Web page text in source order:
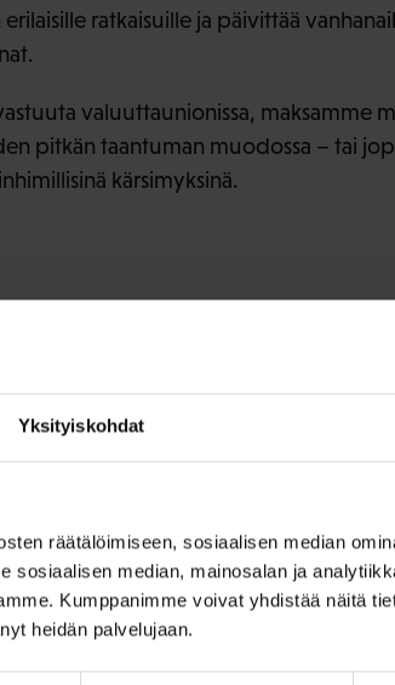
Yksityiskohdat
räätälöimiseen, sosiaalisen median
sosiaalisen median, mainosalan ja
Kumppanimme voivat yhdistää näitä
heidän palvelujaan.
ratkaisuille ja päivittää
valuuttaunionissa, maksamme
pitkän taantuman muodossa – tai
kärsimyksinä.